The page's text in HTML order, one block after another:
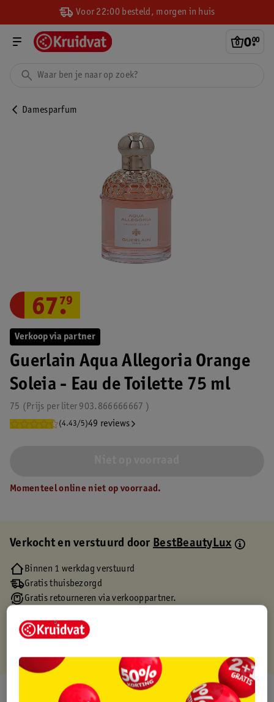
Voor 22:00 besteld, morgen in huis
0.
00
Damesparfum
Verkoop via partner
Guerlain Aqua Allegoria Orange
Soleia - Eau de Toilette 75 ml
75 903.866666667
Prijs per liter
(4.43/5)49 reviews
67.
79
Momenteel online niet op voorraad.
Verkocht en verstuurd doorBestBeautyLux
Binnen 1 werkdag verstuurd
Gratis thuisbezorgd
Gratis retourneren via verkooppartner.
Over dit product